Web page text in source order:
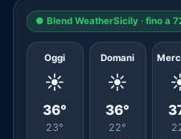
● Blend WeatherSicily · fino a
Oggi
☀️
36°
23°
Domani
☀️
36°
22°